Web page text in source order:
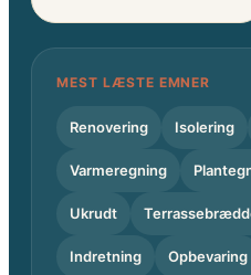
MEST LÆSTE EMNER
Renovering Isolering
Varmeregning
Ukrudt
Indretning Opbevaring